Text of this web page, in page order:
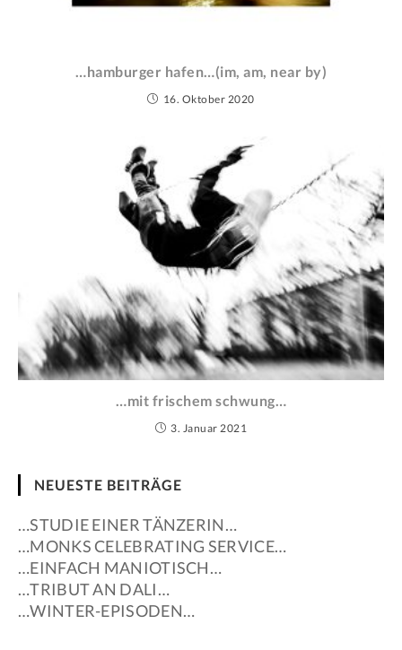
…hamburger hafen…(im, am, near by)
16. Oktober 2020
…mit frischem schwung…
3. Januar 2021
NEUESTE BEITRÄGE
…STUDIE EINER TÄNZERIN…
…MONKS CELEBRATING SERVICE…
…EINFACH MANIOTISCH…
…TRIBUT AN DALI…
…WINTER-EPISODEN…